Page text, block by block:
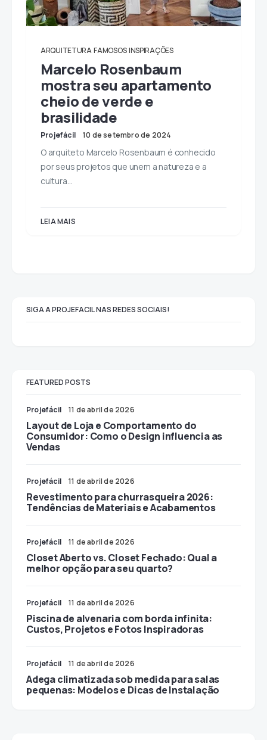
ARQUITETURA FAMOSOS INSPIRAÇÕES
Marcelo Rosenbaum
mostra seu apartamento
cheio de verde e
brasilidade
Projefácil 10 de setembro de 2024
O arquiteto Marcelo Rosenbaum é conhecido
por seus projetos que unem a natureza e a
cultura…
LEIA MAIS
SIGA A PROJEFACIL NAS REDES SOCIAIS!
FEATURED POSTS
Projefácil 11 de abril de 2026
Layout de Loja e Comportamento do
Consumidor: Como o Design influencia as
Vendas
Projefácil 11 de abril de 2026
Revestimento para churrasqueira 2026:
Tendências de Materiais e Acabamentos
Projefácil 11 de abril de 2026
Closet Aberto vs. Closet Fechado: Qual a
melhor opção para seu quarto?
Projefácil 11 de abril de 2026
Piscina de alvenaria com borda infinita:
Custos, Projetos e Fotos Inspiradoras
Projefácil 11 de abril de 2026
Adega climatizada sob medida para salas
pequenas: Modelos e Dicas de Instalação